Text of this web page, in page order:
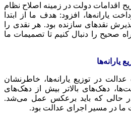
اقدامات دولت در زمینه اصلاح نظام
یارانه‌ها، افزود: هدف ما از ابتدا
نقدهای سازنده بود. هر نقدی را
صحیح را دنبال کنیم تا تصمیمات ما
یارانه‌ها
در توزیع یارانه‌ها، خاطرنشان
دهک‌های بالاتر بیش از دهک‌های
در حالی که باید برعکس عمل می‌شد.
ما در مسیر اجرای عدالت بود.